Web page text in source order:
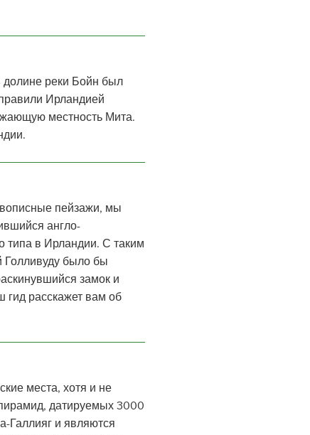
реки Бойн был
Ирландией
местность Мита.
пейзажи, мы
англо-
типа в Ирландии. С таким
Голливуду было бы
замок и
гид расскажет вам об
места, хотя и не
датируемых 3000
Галлияг и являются